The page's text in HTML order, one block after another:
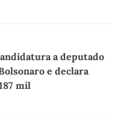
a deputado
e declara
mil